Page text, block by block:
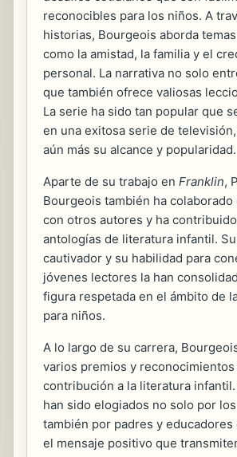
reconocibles para los niños. A
historias, Bourgeois aborda
como la amistad, la familia y el
personal. La narrativa no solo
que también ofrece valiosas
La serie ha sido tan popular que
en una exitosa serie de
aún más su alcance y popularidad.
Aparte de su trabajo en Franklin,
Bourgeois también ha
con otros autores y ha
antologías de literatura infantil.
cautivador y su habilidad para
jóvenes lectores la han
figura respetada en el ámbito de
para niños.
A lo largo de su carrera,
varios premios y reconocimientos
contribución a la literatura
han sido elogiados no solo por
también por padres y educadores
el mensaje positivo que